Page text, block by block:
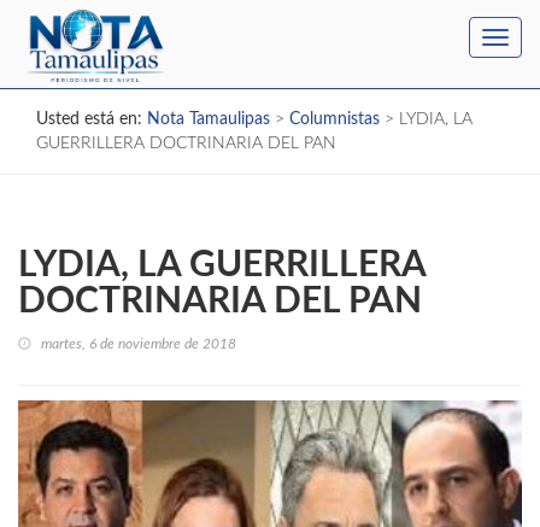
Usted está en: Nota Tamaulipas > Columnistas > LYDIA, LA
GUERRILLERA DOCTRINARIA DEL PAN
LYDIA, LA GUERRILLERA
DOCTRINARIA DEL PAN
martes, 6 de noviembre de 2018